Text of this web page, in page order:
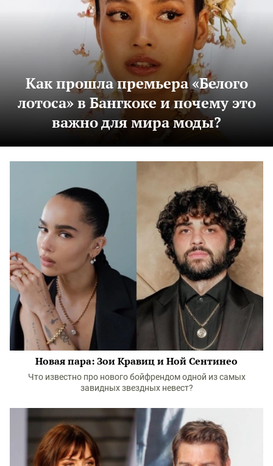
Как прошла премьера «Белого
лотоса» в Бангкоке и почему это
важно для мира моды?
Новая пара: Зои Кравиц и Ной Сентинео
Что известно про нового бойфрендом одной из самых
завидных звездных невест?